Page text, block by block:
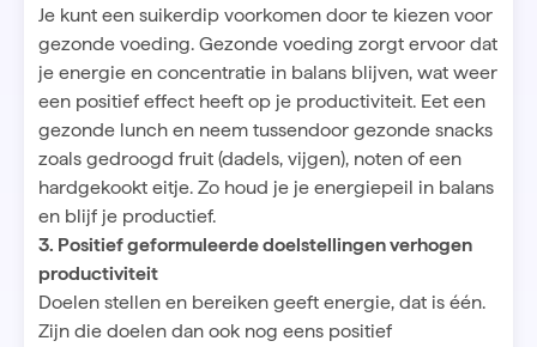
Je kunt een suikerdip voorkomen door te kiezen voor
gezonde voeding. Gezonde voeding zorgt ervoor dat
je energie en concentratie in balans blijven, wat weer
een positief effect heeft op je productiviteit. Eet een
gezonde lunch en neem tussendoor gezonde snacks
zoals gedroogd fruit (dadels, vijgen), noten of een
hardgekookt eitje. Zo houd je je energiepeil in balans
en blijf je productief.
3. Positief geformuleerde doelstellingen verhogen
productiviteit
Doelen stellen en bereiken geeft energie, dat is één.
Zijn die doelen dan ook nog eens positief